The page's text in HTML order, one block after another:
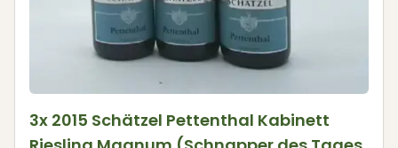
3x 2015 Schätzel Pettenthal Kabinett